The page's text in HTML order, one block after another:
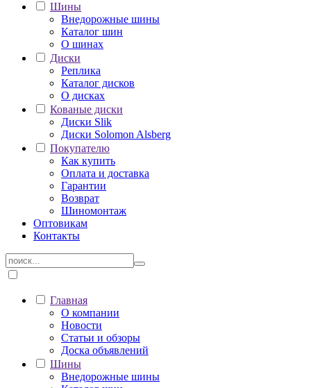
Шины
Внедорожные шины
Каталог шин
О шинах
Диски
Реплика
Каталог дисков
О дисках
Кованые диски
Диски Slik
Диски Solomon Alsberg
Покупателю
Как купить
Оплата и доставка
Гарантии
Возврат
Шиномонтаж
Оптовикам
Контакты
Главная
О компании
Новости
Статьи и обзоры
Доска объявлений
Шины
Внедорожные шины